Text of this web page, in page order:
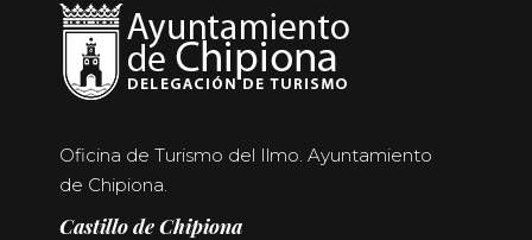
Oficina de Turismo del Ilmo. Ayuntamiento
de Chipiona.
Castillo de Chipiona